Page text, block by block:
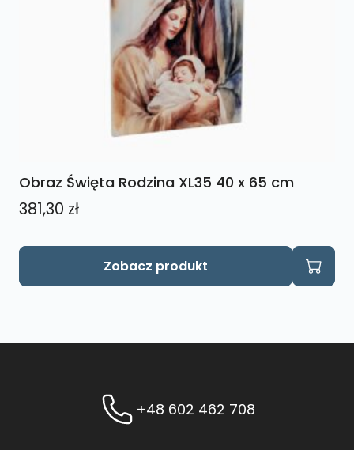
Obraz Święta Rodzina XL35 40 x 65 cm
381,30 zł
Zobacz produkt
+48 602 462 708